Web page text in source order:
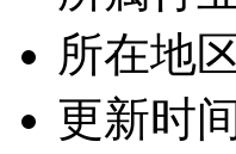
所在地
更新时